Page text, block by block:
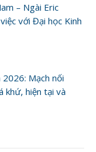
– Ngài Eric
với Đại học Kinh
Mạch nối
khứ, hiện tại và